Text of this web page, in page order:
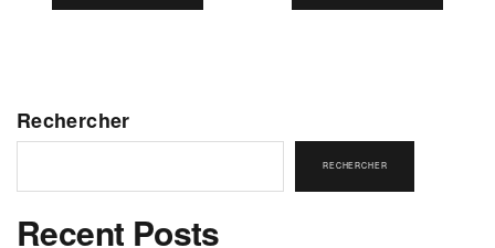
Rechercher
RECHERCHER
Recent Posts